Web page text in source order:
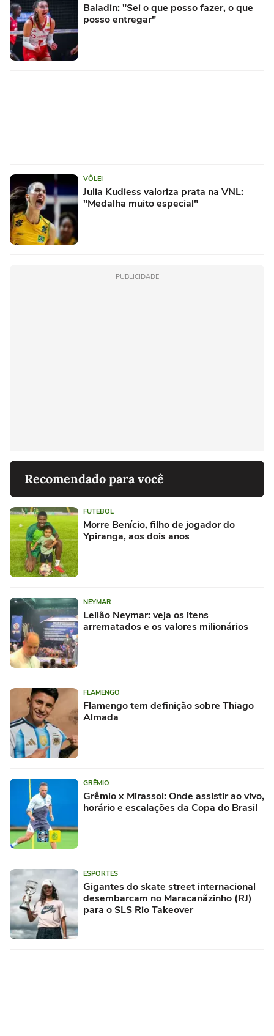
Baladin: "Sei o que posso fazer, o que
posso entregar"
VÔLEI
Julia Kudiess valoriza prata na VNL:
"Medalha muito especial"
PUBLICIDADE
Recomendado para você
FUTEBOL
Morre Benício, filho de jogador do
Ypiranga, aos dois anos
NEYMAR
Leilão Neymar: veja os itens
arrematados e os valores milionários
FLAMENGO
Flamengo tem definição sobre Thiago
Almada
GRÊMIO
Grêmio x Mirassol: Onde assistir ao vivo,
horário e escalações da Copa do Brasil
ESPORTES
Gigantes do skate street internacional
desembarcam no Maracanãzinho (RJ)
para o SLS Rio Takeover